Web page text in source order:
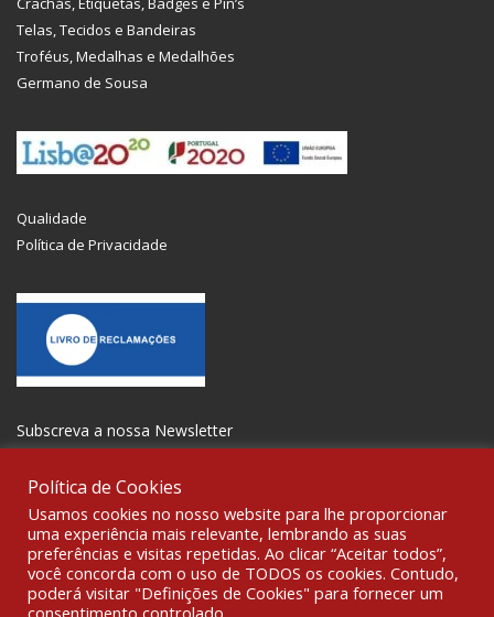
Telas, Tecidos e Bandeiras
Troféus, Medalhas e Medalhões
Germano de Sousa
Qualidade
Política de Privacidade
Subscreva a nossa Newsletter
SOCIALIZE
Política de Cookies
Usamos cookies no nosso website para lhe proporcionar
uma experiência mais relevante, lembrando as suas
preferências e visitas repetidas. Ao clicar “Aceitar todos”,
você concorda com o uso de TODOS os cookies. Contudo,
poderá visitar "Definições de Cookies" para fornecer um
consentimento controlado.